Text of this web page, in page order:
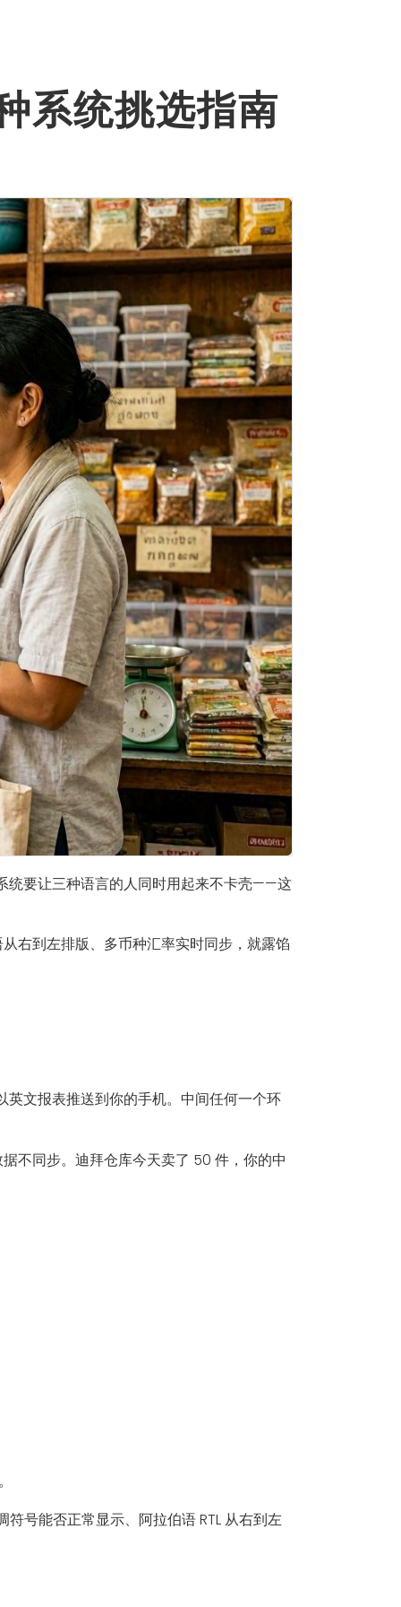
系统挑选指南
统要让三种语言的人同时用起来不卡壳——这
右到左排版、多币种汇率实时同步，就露馅
文报表推送到你的手机。中间任何一个环
不同步。迪拜仓库今天卖了 50 件，你的中
号能否正常显示、阿拉伯语 RTL 从右到左